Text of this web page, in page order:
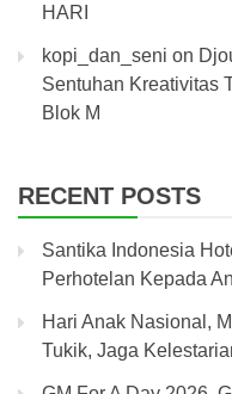
HARI
kopi_dan_seni on
Sentuhan Kreativitas
Blok M
RECENT POSTS
Santika Indonesia
Perhotelan Kepada
Hari Anak Nasional,
Tukik, Jaga